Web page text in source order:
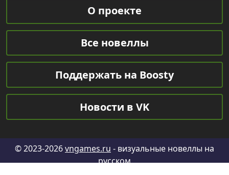
О проекте
Все новеллы
Поддержать на Boosty
Новости в VK
© 2023-2026vngames.ru - визуальные новеллы на
русском